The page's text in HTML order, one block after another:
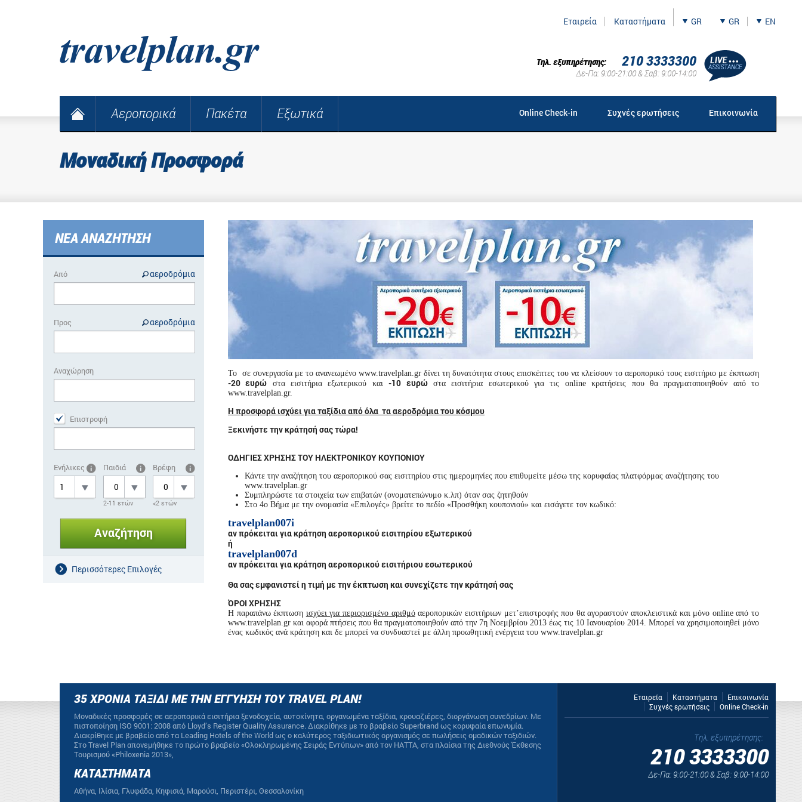
Εταιρεία Καταστήματα GR GR EN
Τηλ. εξυπηρέτησης: 210 3333300
Δε-Πα: 9:00-21:00 & Σαβ: 9:00-14:00
Αεροπορικά Πακέτα Εξωτικά Επικοινωνία
Συχνές ερωτήσεις
Online Check-in
Μοναδική Προσφορά
ΝΕΑ ΑΝΑΖΗΤΗΣΗ
Από αεροδρόμια
Προς αεροδρόμια
Αναχώρηση
Επιστροφή
Ενήλικες Παιδιά
2-11 ετών
Βρέφη
<2 ετών
Περισσότερες Επιλογές
Το σε συνεργασία με το ανανεωμένο www.travelplan.gr δίνει τη δυνατότητα στους επισκέπτες του να κλείσουν το αεροπορικό τους εισιτήριο με έκπτωση
-20 ευρώ στα εισιτήρια εξωτερικού και-10 ευρώστα εισιτήρια εσωτερικού για τις online κρατήσεις που θα πραγματοποιηθούν από το
www.travelplan.gr.
Η προσφορά ισχύει για ταξίδια από όλα τα αεροδρόμια του κόσμου
Ξεκινήστε την κράτησή σας τώρα!
ΟΔΗΓΙΕΣ ΧΡΗΣΗΣ ΤΟΥ ΗΛΕΚΤΡΟΝΙΚΟΥ ΚΟΥΠΟΝΙΟΥ
Κάντε την αναζήτηση του αεροπορικού σας εισιτηρίου στις ημερομηνίες που επιθυμείτε μέσω της κορυφαίας πλατφόρμας αναζήτησης του
www.travelplan.gr
Συμπληρώστε τα στοιχεία των επιβατών (ονοματεπώνυμο κ.λπ) όταν σας ζητηθούν
Στο 4ο Βήμα με την ονομασία «Επιλογές» βρείτε το πεδίο «Προσθήκη κουπονιού» και εισάγετε τον κωδικό:
travelplan007i
αν πρόκειται για κράτηση αεροπορικού εισιτηρίου εξωτερικού
ή
travelplan007d
αν πρόκειται για κράτηση αεροπορικού εισιτήριου εσωτερικού
Θα σας εμφανιστεί η τιμή με την έκπτωση και συνεχίζετε την κράτησή σας
ΌΡΟΙ ΧΡΗΣΗΣ
Η παραπάνω έκπτωση ισχύει για περιορισμένο αριθμόαεροπορικών εισιτήριων μετ’επιστροφής που θα αγοραστούν αποκλειστικά και μόνο online από το
www.travelplan.gr και αφορά πτήσεις που θα πραγματοποιηθούν από την 7η Νοεμβρίου 2013 έως τις 10 Ιανουαρίου 2014. Μπορεί να χρησιμοποιηθεί μόνο
ένας κωδικός ανά κράτηση και δε μπορεί να συνδυαστεί με άλλη προωθητική ενέργεια του www.travelplan.gr
35 ΧΡΟΝΙΑ ΤΑΞΙΔΙ ΜΕ ΤΗΝ ΕΓΓΥΗΣΗ ΤΟΥ TRAVEL PLAN!
Mοναδικές προσφορές σε αεροπορικά εισιτήρια ξενοδοχεία, αυτοκίνητα, οργανωμένα ταξίδια, κρουαζιέρες, διοργάνωση συνεδρίων. Με
πιστοποίηση ΙSO 9001: 2008 από Lloyd’s Register Quality Assurance. Διακρίθηκε με το βραβείο Superbrand ως κορυφαία επωνυμία.
Διακρίθηκε με βραβείο από τα Leading Hotels of the World ως ο καλύτερος ταξιδιωτικός οργανισμός σε πωλήσεις ομαδικών ταξιδιών.
Στο Travel Plan απονεμήθηκε το πρώτο βραβείο «Ολοκληρωμένης Σειράς Εντύπων» από τον HATTA, στα πλαίσια της Διεθνούς Έκθεσης
Τουρισμού «Philoxenia 2013»,
ΚΑΤΑΣΤΗΜΑΤΑ
Αθήνα, Ιλίσια, Γλυφάδα, Κηφισιά, Μαρούσι, Περιστέρι, Θεσσαλονίκη
Εταιρεία Καταστήματα
Επικοινωνία
Συχνές ερωτήσεις
Online Check-in
Τηλ. εξυπηρέτησης:
210 3333300
Δε-Πα: 9:00-21:00 & Σαβ: 9:00-14:00